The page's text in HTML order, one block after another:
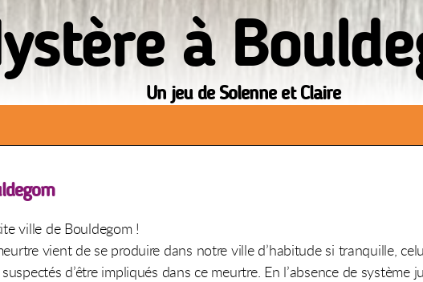
à
Un jeu de Solenne et Claire
ville de Bouldegom !
vient de se produire dans notre ville d’habitude si tranquille,
d’être impliqués dans ce meurtre. En l’absence de système